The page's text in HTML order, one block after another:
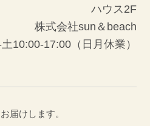
ハウス2F
株式会社sun＆beach
10:00-17:00（日月休業）
届けします。